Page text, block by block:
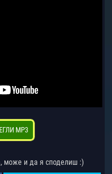
MP3
може и да я споделиш :)